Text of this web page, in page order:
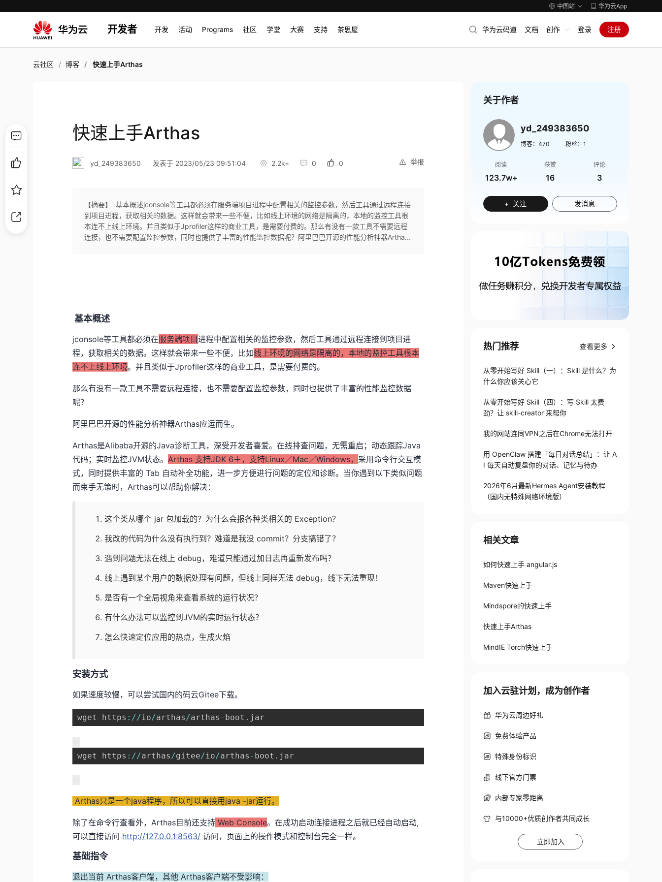
中国站 华为云App
开发者 开发 活动 Programs 社区 学堂 大赛 支持 茶思屋 华为云码道 文档 创作 登录 注册
云社区 博客 快速上手Arthas
快速上手Arthas
举报
yd_249383650 发表于 2023/05/23 09:51:04 2.2k+ 0 0
【摘要】 ​ 基本概述jconsole等工具都必须在服务端项目进程中配置相关的监控参数，然后工具通过远程连接
到项目进程，获取相关的数据。这样就会带来一些不便，比如线上环境的网络是隔离的，本地的监控工具根
本连不上线上环境。并且类似于Jprofiler这样的商业工具，是需要付费的。那么有没有一款工具不需要远程
连接，也不需要配置监控参数，同时也提供了丰富的性能监控数据呢？阿里巴巴开源的性能分析神器Artha...
基本概述
jconsole等工具都必须在服务端项目进程中配置相关的监控参数，然后工具通过远程连接到项目进
程，获取相关的数据。这样就会带来一些不便，比如线上环境的网络是隔离的，本地的监控工具根本
连不上线上环境。并且类似于Jprofiler这样的商业工具，是需要付费的。
那么有没有一款工具不需要远程连接，也不需要配置监控参数，同时也提供了丰富的性能监控数据
呢？
阿里巴巴开源的性能分析神器Arthas应运而生。
Arthas是Alibaba开源的Java诊断工具，深受开发者喜爱。在线排查问题，无需重启；动态跟踪Java
代码；实时监控JVM状态。Arthas 支持JDK 6＋，支持Linux／Mac／Windows， 采用命令行交互模
式，同时提供丰富的 Tab 自动补全功能，进一步方便进行问题的定位和诊断。当你遇到以下类似问题
而束手无策时，Arthas可以帮助你解决：
这个类从哪个 jar 包加载的？为什么会报各种类相关的 Exception？
我改的代码为什么没有执行到？难道是我没 commit？分支搞错了？
遇到问题无法在线上 debug，难道只能通过加日志再重新发布吗？
线上遇到某个用户的数据处理有问题，但线上同样无法 debug，线下无法重现！
是否有一个全局视角来查看系统的运行状况？
有什么办法可以监控到JVM的实时运行状态？
怎么快速定位应用的热点，生成火焰
安装方式
如果速度较慢，可以尝试国内的码云Gitee下载。
wget https : //io/arthas/arthas - boot .
wget https : //arthas/gitee/io/arthas - boot . jar
Arthas只是一个java程序，所以可以直接用java -jar运行。
除了在命令行查看外，Arthas目前还支持 Web Console。在成功启动连接进程之后就已经自动启动,
可以直接访问 http://127.0.0.1:8563/ 访问，页面上的操作模式和控制台完全一样。
基础指令
退出当前 Arthas客户端，其他 Arthas客户端不受影响：
关于作者
yd_249383650
博客： 470 粉丝： 1
阅读
123.7w+
获赞
16
评论
3
+ 关注 发消息
热门推荐 查看更多
从零开始写好 Skill（一）：Skill 是什么？为
什么你应该关心它
从零开始写好 Skill（四）：写 Skill 太费
劲？让 skill-creator 来帮你
我的网站连同VPN之后在Chrome无法打开
用 OpenClaw 搭建「每日对话总结」：让 A
I 每天自动复盘你的对话、记忆与待办
2026年6月最新Hermes Agent安装教程
（国内无特殊网络环境版）
相关文章
如何快速上手 angular.js
Maven快速上手
Mindspore的快速上手
快速上手Arthas
MindIE Torch快速上手
加入云驻计划，成为创作者
华为云周边好礼
免费体验产品
特殊身份标识
线下官方门票
内部专家零距离
与10000+优质创作者共同成长
立即加入